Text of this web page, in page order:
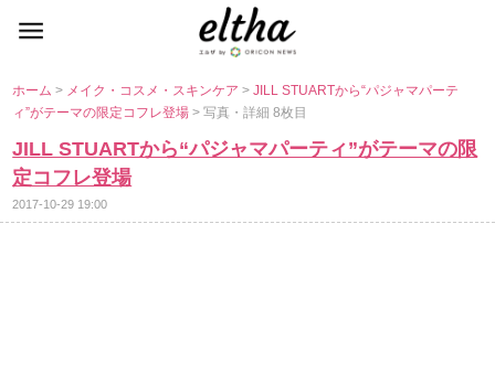
ホーム> メイク・コスメ・スキンケア>JILL STUARTから“パジャマパーテ
ィ”がテーマの限定コフレ登場> 写真・詳細 8枚目
JILL STUARTから“パジャマパーティ”がテーマの限
定コフレ登場
2017-10-29 19:00